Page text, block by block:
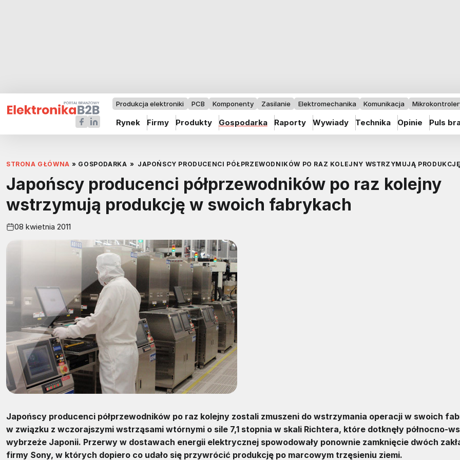
Produkcja elektroniki PCB Komponenty Zasilanie Elektromechanika Komunikacja
Rynek Firmy Produkty Gospodarka Raporty Wywiady Technika Opinie Puls
STRONA GŁÓWNA » GOSPODARKA » JAPOŃSCY PRODUCENCI PÓŁPRZEWODNIKÓW PO RAZ KOLEJNY WSTRZYMUJĄ
Japońscy producenci półprzewodników po raz kolejny
wstrzymują produkcję w swoich fabrykach
08 kwietnia 2011
Japońscy producenci półprzewodników po raz kolejny zostali zmuszeni do wstrzymania operacji w swoich
w związku z wczorajszymi wstrząsami wtórnymi o sile 7,1 stopnia w skali Richtera, które dotknęły północno-
wybrzeże Japonii. Przerwy w dostawach energii elektrycznej spowodowały ponownie zamknięcie dwóch
firmy Sony, w których dopiero co udało się przywrócić produkcję po marcowym trzęsieniu ziemi.